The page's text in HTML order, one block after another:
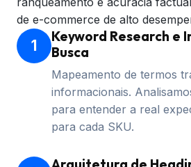
de e-commerce de alto
1
Keyword Research e
Busca
Mapeamento de termos
informacionais.
para entender a real
para cada SKU.